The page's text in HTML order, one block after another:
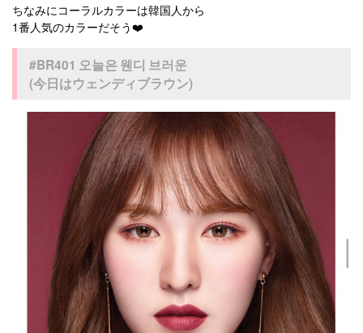
ちなみにコーラルカラーは韓国人から
1番人気のカラーだそう❤️
#BR401 오늘은 웬디 브러운
(今日はウェンディブラウン)